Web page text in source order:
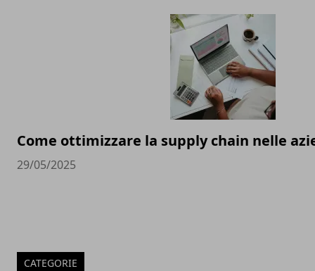
Come ottimizzare la supply chain nelle
29/05/2025
CATEGORIE